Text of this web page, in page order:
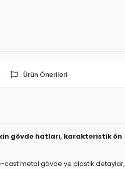
Ürün Önerileri
gövde hatları, karakteristik ön
cast metal gövde ve plastik detaylar,